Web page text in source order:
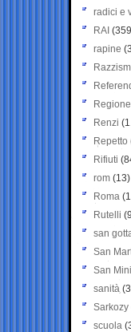
radici e
RAI
rapine
Regione
Renzi
Repetto
Rifiuti
rom (13)
Roma
Rutelli
san
San
San
sanità
Sarkozy
scuola